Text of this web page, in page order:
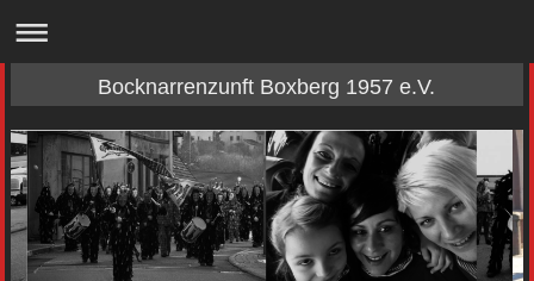
Bocknarrenzunft Boxberg 1957 e.V.